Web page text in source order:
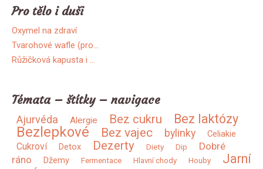
Pro tělo i duši
Oxymel na zdraví
Tvarohové wafle (pro…
Růžičková kapusta i …
Témata – štítky – navigace
Ajurvéda Alergie Bez cukru Bez laktózy
Bezlepkové Bez vajec bylinky Celiakie
Cukroví Detox Dezerty Diety Dip
Dobré
ráno
Džemy Fermentace Hlavní chody Houby
Jarní